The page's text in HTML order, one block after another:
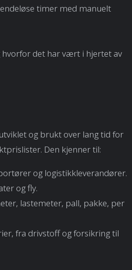
timer med manuelt
det har vært i hjertet av
og brukt over lang tid for
Den kjenner til:
og logistikkleverandører.
og fly.
lastemeter, pall, pakke, per
fra drivstoff og forsikring til